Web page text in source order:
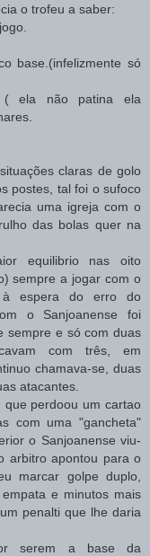
o trofeu a saber:
base.(infelizmente só
( ela não patina ela
claras de golo
postes, tal foi o sufoco
uma igreja com o
das bolas quer na
equilibrio nas oito
sempre a jogar com o
à espera do erro do
o Sanjoanense foi
sempre e só com duas
com três, em
chamava-se, duas
atacantes.
que perdoou um cartao
com uma "gancheta"
o Sanjoanense viu-
arbitro apontou para o
marcar golpe duplo,
e minutos mais
penalti que lhe daria
serem a base da